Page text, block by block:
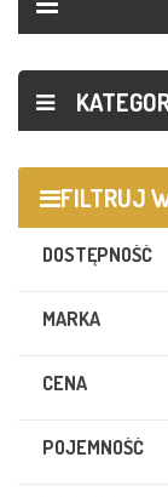
FILTRUJ
DOSTĘPNOŚĆ
MARKA
CENA
POJEMNOŚĆ